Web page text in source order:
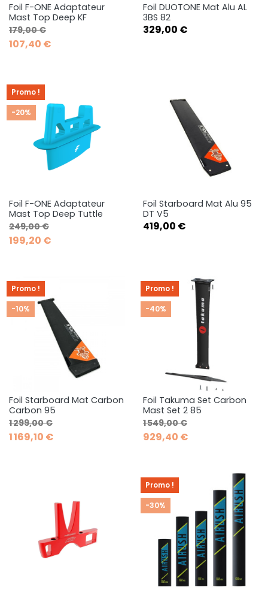
Foil F-ONE Adaptateur
Mast Top Deep KF
Prix de base
179,00 €Prix
107,40 €
Foil DUOTONE Mat Alu AL
3BS 82
Prix
329,00 €
Foil F-ONE Adaptateur
Mast Top Deep Tuttle
Prix de base
249,00 €Prix
199,20 €
Promo !
-20%
Foil Starboard Mat Alu 95
DT V5
Prix
419,00 €
Foil Starboard Mat Carbon
Carbon 95
Prix de base
1 299,00 €Prix
1 169,10 €
Promo !
-10%
Foil Takuma Set Carbon
Mast Set 2 85
Prix de base
1 549,00 €Prix
929,40 €
Promo !
-40%
Promo !
-30%